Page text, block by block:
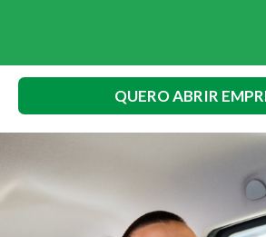
QUERO ABRIR